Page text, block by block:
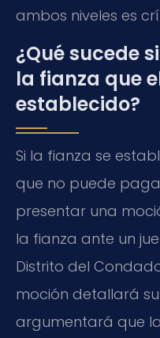
ambos niveles es
¿Qué sucede
la fianza que
establecido?
Si la fianza se
que no puede
presentar una
la fianza ante un
Distrito del
moción detallará
argumentará que